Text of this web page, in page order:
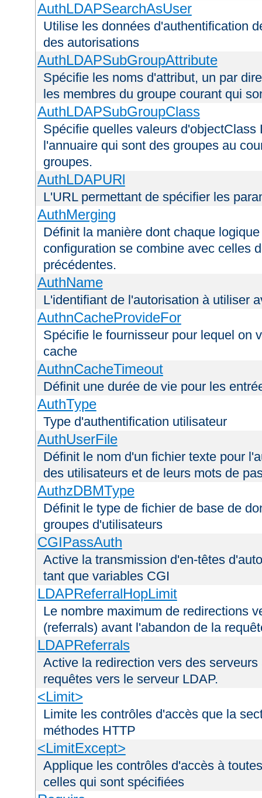
AuthLDAPSearchAsUser
Utilise les données d'authentification
des autorisations
AuthLDAPSubGroupAttribute
Spécifie les noms d'attribut, un par
les membres du groupe courant qui
AuthLDAPSubGroupClass
Spécifie quelles valeurs
l'annuaire qui sont des groupes au
groupes.
AuthLDAPURl
L'URL permettant de spécifier les
AuthMerging
Définit la manière dont chaque
configuration se combine avec celles
précédentes.
AuthName
L'identifiant de l'autorisation à utiliser
AuthnCacheProvideFor
Spécifie le fournisseur pour lequel on
cache
AuthnCacheTimeout
Définit une durée de vie pour les
AuthType
Type d'authentification utilisateur
AuthUserFile
Définit le nom d'un fichier texte pour
des utilisateurs et de leurs mots de
AuthzDBMType
Définit le type de fichier de base de
groupes d'utilisateurs
CGIPassAuth
Active la transmission d'en-têtes
tant que variables CGI
LDAPReferralHopLimit
Le nombre maximum de redirections
(referrals) avant l'abandon de la
LDAPReferrals
Active la redirection vers des
requêtes vers le serveur LDAP.
<Limit>
Limite les contrôles d'accès que la
méthodes HTTP
<LimitExcept>
Applique les contrôles d'accès à
celles qui sont spécifiées